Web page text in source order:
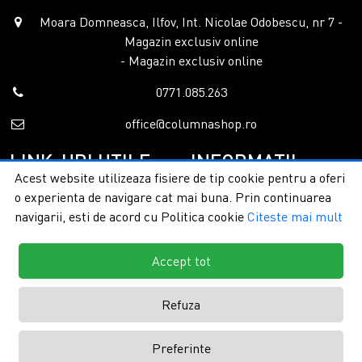
Moara Domneasca, Ilfov, Int. Nicolae Odobescu, nr 7 -
Magazin exclusiv online
- Magazin exclusiv online
0771.085.263
office@columnashop.ro
LINK-URI UTILE
Acasa
Despre noi
Formular retur
INFORMATII
Garantie si service
Detalii livrare
Termeni si conditii
Copyright © 2026 - ColumnaShop |
magazine online by ITeXclusiv.ro
Acest website utilizeaza fisiere de tip cookie pentru a oferi
o experienta de navigare cat mai buna. Prin continuarea
navigarii, esti de acord cu Politica cookie Citeste mai mult
Accept tot
Refuza
Preferinte